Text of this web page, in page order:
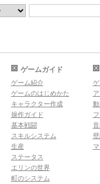
ゲームガイド
ゲーム紹介
ゲームのはじめかた
キャラクター作成
操作ガイド
基本戦闘
スキルシステム
生産
ステータス
エリンの世界
町のシステム